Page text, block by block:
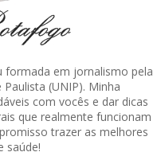
formada em jornalismo pela
(UNIP). Minha
com vocês e dar dicas
que realmente funcionam
trazer as melhores
saúde!